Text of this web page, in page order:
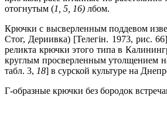
отогнутым (1, 5, 16) лбом.
Крючки с высверленным поддевом
Стог, Дериивка) [Телегiн. 1973, рис.
реликта крючки этого типа в
круглым просверленным утолщением
табл. 3, 18] в сурской культуре на
Г-образные крючки без бородок